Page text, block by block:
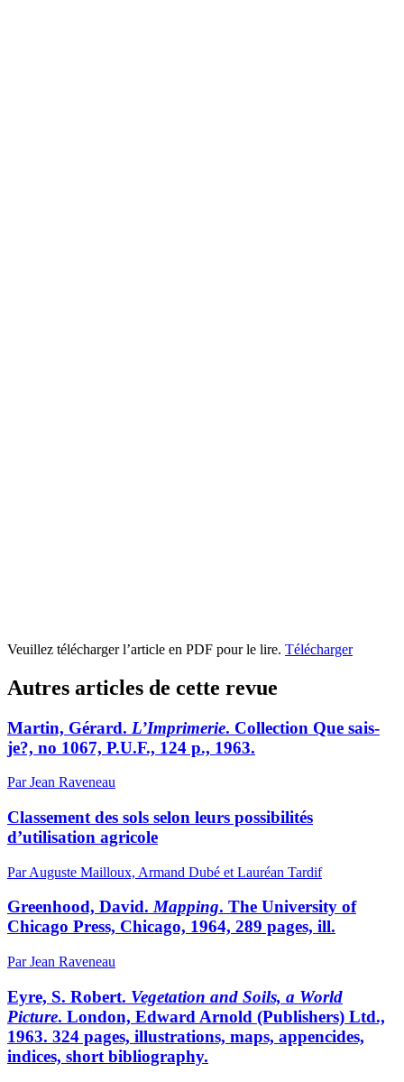
Veuillez télécharger l’article en PDF pour le lire. Télécharger
Autres articles de cette revue
Martin, Gérard. L’Imprimerie. Collection Que sais-
je?, no 1067, P.U.F., 124 p., 1963.
Par Jean Raveneau
Classement des sols selon leurs possibilités
d’utilisation agricole
Par Auguste Mailloux, Armand Dubé et Lauréan Tardif
Greenhood, David.Mapping. The University of
Chicago Press, Chicago, 1964, 289 pages, ill.
Par Jean Raveneau
Eyre, S. Robert. Vegetation and Soils, a World
Picture. London, Edward Arnold (Publishers) Ltd.,
1963. 324 pages, illustrations, maps, appencides,
indices, short bibliography.